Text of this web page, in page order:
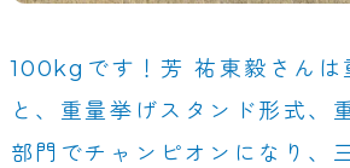
100kgです！芳 祐東毅さん
と、重量挙げスタンド形式、
部門でチャンピオンになり、